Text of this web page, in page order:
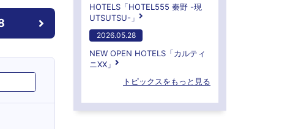
HOTELS「HOTEL555 秦野 -現
UTSUTSU-」
2026.05.28
NEW OPEN HOTELS「カルティ
ニXX」
トピックスをもっと見る